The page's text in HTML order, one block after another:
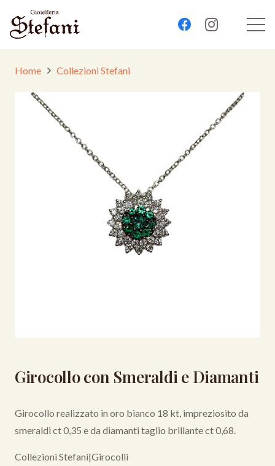
Home Collezioni Stefani
Girocollo con Smeraldi e Diamanti
Girocollo realizzato in oro bianco 18 kt, impreziosito da
smeraldi ct 0,35 e da diamanti taglio brillante ct 0,68.
Collezioni Stefani|Girocolli